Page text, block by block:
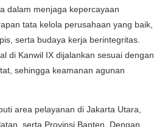
dalam menjaga kepercayaan
tata kelola perusahaan yang baik,
serta budaya kerja berintegritas.
di Kanwil IX dijalankan sesuai dengan
sehingga keamanan agunan
area pelayanan di Jakarta Utara,
serta Provinsi Banten. Dengan